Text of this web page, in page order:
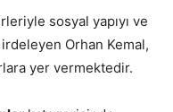
sosyal yapıyı ve
Orhan Kemal,
yer vermektedir.